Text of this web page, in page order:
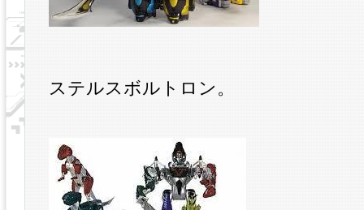
ステルスボルトロン。